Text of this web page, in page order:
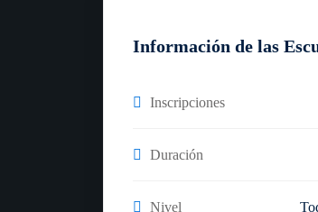
Información de las
Inscripciones
Duración
Nivel